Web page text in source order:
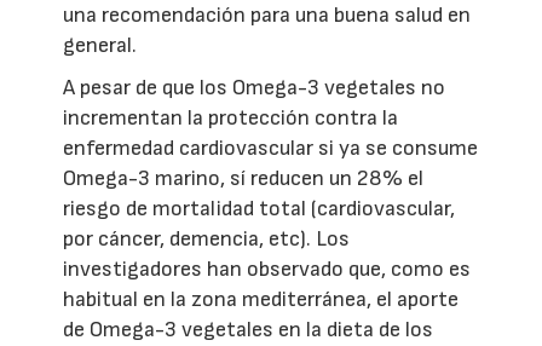
una recomendación para una buena salud en
general.
A pesar de que los Omega-3 vegetales no
incrementan la protección contra la
enfermedad cardiovascular si ya se consume
Omega-3 marino, sí reducen un 28% el
riesgo de mortalidad total (cardiovascular,
por cáncer, demencia, etc). Los
investigadores han observado que, como es
habitual en la zona mediterránea, el aporte
de Omega-3 vegetales en la dieta de los